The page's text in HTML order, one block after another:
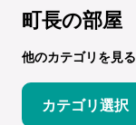
町長の部屋
他のカテゴリを見る
カテゴリ選択